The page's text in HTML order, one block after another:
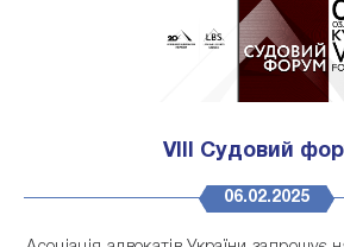
VІІІ Судовий
06.02.2025